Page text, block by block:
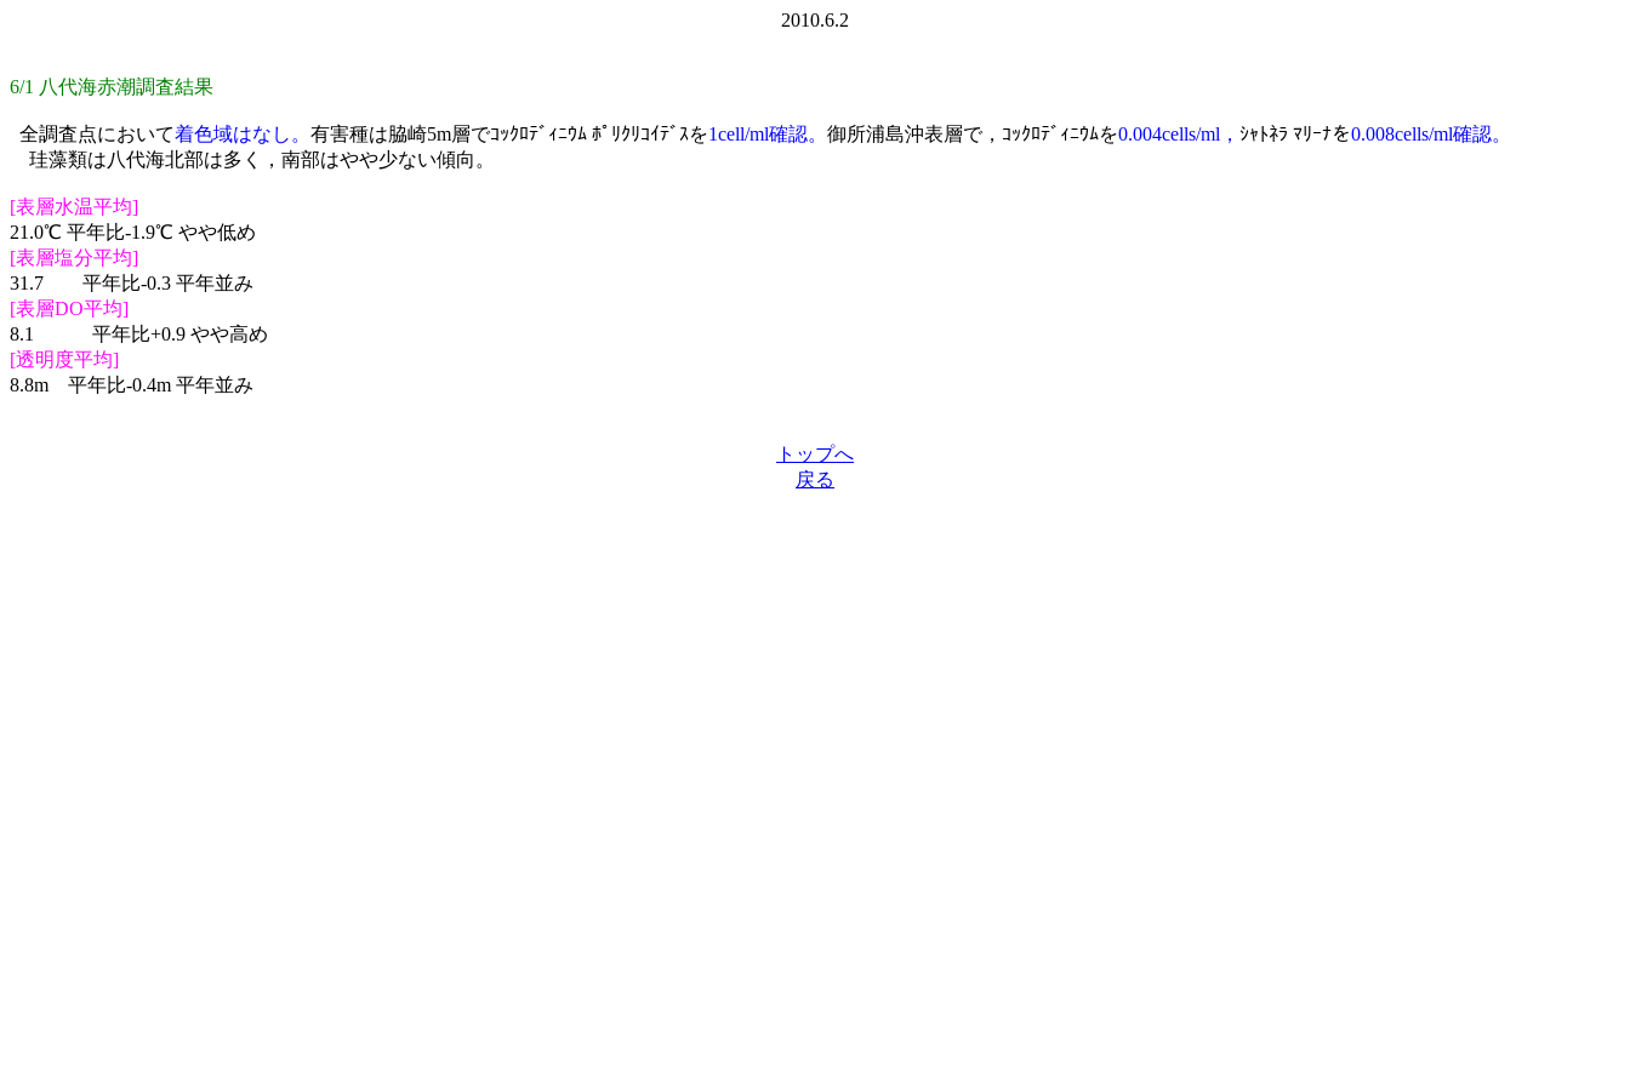
2010.6.2
6/1 八代海赤潮調査結果
全調査点において着色域はなし。 有害種は脇崎5m層でｺｯｸﾛﾃﾞｨﾆｳﾑ ﾎﾟﾘｸﾘｺｲﾃﾞｽを1cell/ml確認。 御所浦島沖表層で，ｺｯｸﾛﾃﾞｨﾆｳﾑを0.004cells/ml， ｼｬﾄﾈﾗ ﾏﾘｰﾅを0.008cells/ml確認。
珪藻類は八代海北部は多く，南部はやや少ない傾向。
[表層水温平均]
21.0℃ 平年比-1.9℃ やや低め
[表層塩分平均]
31.7 平年比-0.3 平年並み
[表層DO平均]
8.1 平年比+0.9 やや高め
[透明度平均]
8.8m 平年比-0.4m 平年並み
トップへ
戻る